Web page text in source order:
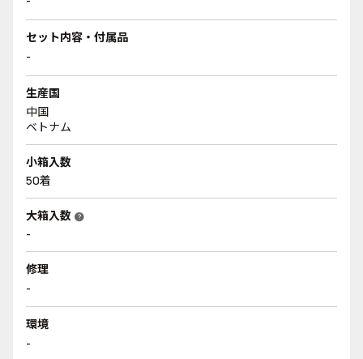
セット内容・付属品
-
生産国
中国
ベトナム
小箱入数
50着
大箱入数 help
-
修理
-
環境
-